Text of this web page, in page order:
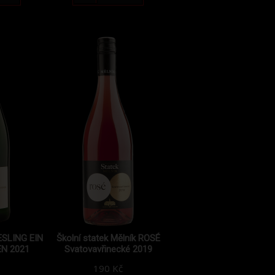
EIN
2021
Školní statek Mělník ROSÉ
Svatovavřinecké 2019
190 Kč